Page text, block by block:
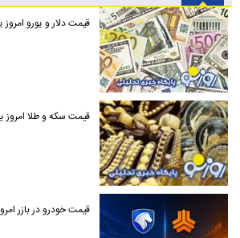
قیمت دلار و یورو امروز یکشنبه ۱۸
قیمت سکه و طلا امروز یکشنبه ۱۸
قیمت خودرو در بازر امروز ۱۸ مردادماه